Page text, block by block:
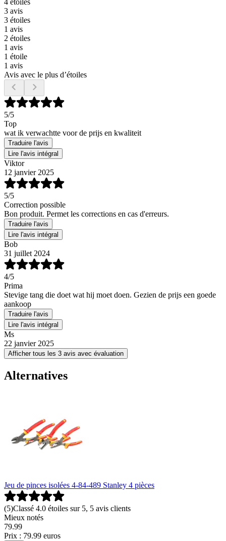
4 étoiles
3 avis
3 étoiles
1 avis
2 étoiles
1 avis
1 étoile
1 avis
Avis avec le plus d’étoiles
5/5
Top
wat ik verwachtte voor de prijs en kwaliteit
Traduire l'avis
Lire l'avis intégral
Viktor
12 janvier 2025
5/5
Correction possible
Bon produit. Permet les corrections en cas d'erreurs.
Traduire l'avis
Lire l'avis intégral
Bob
31 juillet 2024
4/5
Prima
Stevige tang die doet wat hij moet doen. Gezien de prijs een goede
aankoop
Traduire l'avis
Lire l'avis intégral
Ms
22 janvier 2025
Afficher tous les 3 avis avec évaluation
Alternatives
Jeu de pinces isolées 4-84-489 Stanley 4 pièces
(5)Classé 4.0 étoiles sur 5, 5 avis clients
Mieux notés
79.99
Prix : 79.99 euros